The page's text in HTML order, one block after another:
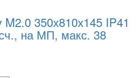
M2.0 350х810х145 IP41
на МП, макс. 38